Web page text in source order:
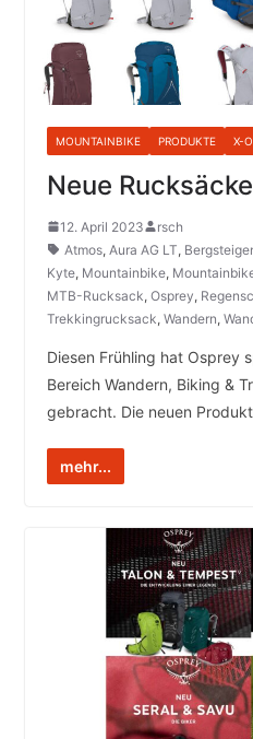
MOUNTAINBIKE PRODUKTE X-
Neue
12. April 2023
rsch
Atmos, Aura AG LT,
Kyte, Mountainbike,
MTB-Rucksack, Osprey,
Trekkingrucksack, Wandern,
Diesen Frühling hat Osprey
Bereich Wandern, Biking &
gebracht. Die neuen
mehr...